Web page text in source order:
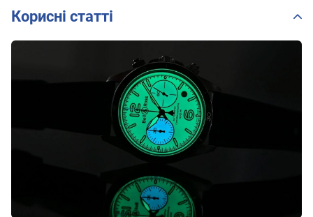
Корисні статті